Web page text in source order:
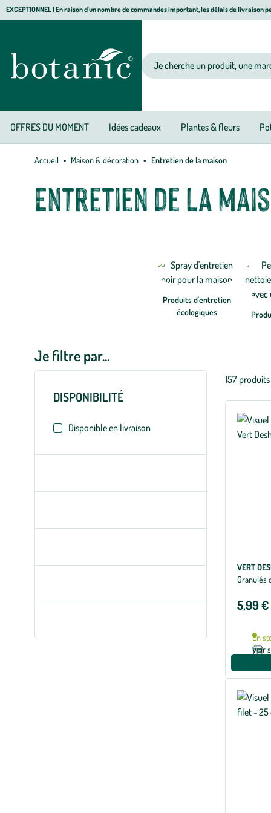
Aller
navigation
Aller
principal
Aller
de
page
EXCEPTIONNEL I En raison d'un nombre de commandes important, les délais de livraison
animalerie,
décoration,
botanic®
Votre
recherche
OFFRES DU MOMENT Idées cadeaux Plantes & fleurs
Accueil Maison & décoration Entretien de la maison
Entretien de la
Produits d'entretien
écologiques
Je filtre par...
DISPONIBILITÉ
Disponible en livraison
des
filtres
appliqués
157 produits
VERT
Granulés
5,99 €
En
Voir